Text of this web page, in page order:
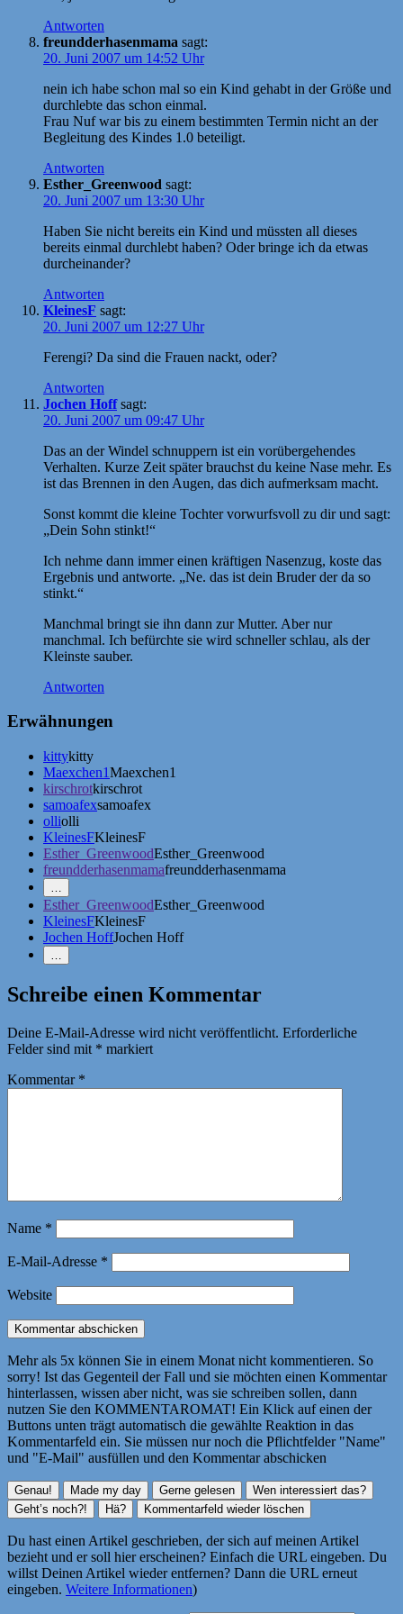
Antworten
freundderhasenmama sagt:
20. Juni 2007 um 14:52 Uhr
nein ich habe schon mal so ein Kind gehabt in der Größe und
durchlebte das schon einmal.
Frau Nuf war bis zu einem bestimmten Termin nicht an der
Begleitung des Kindes 1.0 beteiligt.
Antworten
Esther_Greenwood sagt:
20. Juni 2007 um 13:30 Uhr
Haben Sie nicht bereits ein Kind und müssten all dieses
bereits einmal durchlebt haben? Oder bringe ich da etwas
durcheinander?
Antworten
KleinesF sagt:
20. Juni 2007 um 12:27 Uhr
Ferengi? Da sind die Frauen nackt, oder?
Antworten
Jochen Hoff sagt:
20. Juni 2007 um 09:47 Uhr
Das an der Windel schnuppern ist ein vorübergehendes
Verhalten. Kurze Zeit später brauchst du keine Nase mehr. Es
ist das Brennen in den Augen, das dich aufmerksam macht.
Sonst kommt die kleine Tochter vorwurfsvoll zu dir und sagt:
„Dein Sohn stinkt!“
Ich nehme dann immer einen kräftigen Nasenzug, koste das
Ergebnis und antworte. „Ne. das ist dein Bruder der da so
stinkt.“
Manchmal bringt sie ihn dann zur Mutter. Aber nur
manchmal. Ich befürchte sie wird schneller schlau, als der
Kleinste sauber.
Antworten
Erwähnungen
kittykitty
Maexchen1Maexchen1
kirschrotkirschrot
samoafexsamoafex
olliolli
KleinesFKleinesF
Esther_GreenwoodEsther_Greenwood
freundderhasenmamafreundderhasenmama
…
Erwähnungen
zeigen
Esther_GreenwoodEsther_Greenwood
KleinesFKleinesF
Jochen HoffJochen Hoff
…
Erwähnungen
Schreibe einen Kommentar
Deine E-Mail-Adresse wird nicht veröffentlicht. Erforderliche
Felder sind mit * markiert
Kommentar *
Name *
E-Mail-Adresse *
Website
Mehr als 5x können Sie in einem Monat nicht kommentieren. So
sorry! Ist das Gegenteil der Fall und sie möchten einen Kommentar
hinterlassen, wissen aber nicht, was sie schreiben sollen, dann
nutzen Sie den KOMMENTAROMAT! Ein Klick auf einen der
Buttons unten trägt automatisch die gewählte Reaktion in das
Kommentarfeld ein. Sie müssen nur noch die Pflichtfelder "Name"
und "E-Mail" ausfüllen und den Kommentar abschicken
Du hast einen Artikel geschrieben, der sich auf meinen Artikel
bezieht und er soll hier erscheinen? Einfach die URL eingeben. Du
willst Deinen Artikel wieder entfernen? Dann die URL erneut
eingeben. Weitere Informationen)